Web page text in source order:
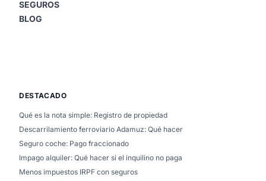
SEGUROS
BLOG
DESTACADO
Qué es la nota simple: Registro de propiedad
Descarrilamiento ferroviario Adamuz: Qué hacer
Seguro coche: Pago fraccionado
Impago alquiler: Qué hacer si el inquilino no paga
Menos impuestos IRPF con seguros